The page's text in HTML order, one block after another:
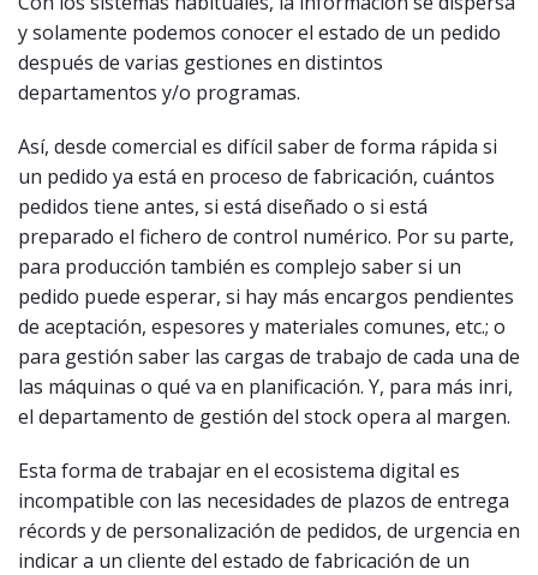
y solamente podemos conocer el estado de un pedido
después de varias gestiones en distintos
departamentos y/o programas.
Así, desde comercial es difícil saber de forma rápida si
un pedido ya está en proceso de fabricación, cuántos
pedidos tiene antes, si está diseñado o si está
preparado el fichero de control numérico. Por su parte,
para producción también es complejo saber si un
pedido puede esperar, si hay más encargos pendientes
de aceptación, espesores y materiales comunes, etc.; o
para gestión saber las cargas de trabajo de cada una de
las máquinas o qué va en planificación. Y, para más inri,
el departamento de gestión del stock opera al margen.
Esta forma de trabajar en el ecosistema digital es
incompatible con las necesidades de plazos de entrega
récords y de personalización de pedidos, de urgencia en
indicar a un cliente del estado de fabricación de un